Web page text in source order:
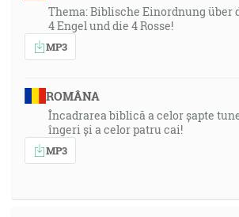
Thema: Biblische Einordnung über
4 Engel und die 4 Rosse!
MP3
ROMÂNA
Încadrarea biblică a celor șapte
îngeri și a celor patru cai!
MP3